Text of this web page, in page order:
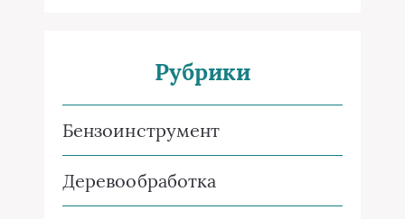
Рубрики
Бензоинструмент
Деревообработка